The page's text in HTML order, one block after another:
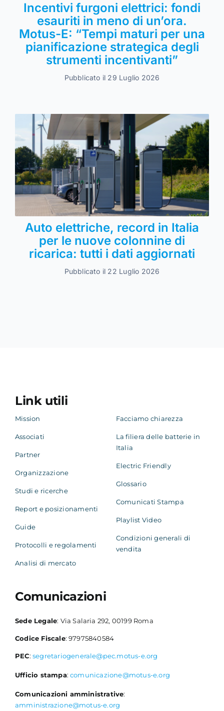
Incentivi furgoni elettrici: fondi
esauriti in meno di un’ora.
Motus-E: “Tempi maturi per una
pianificazione strategica degli
strumenti incentivanti”
Pubblicato il 29 Luglio 2026
Auto elettriche, record in Italia
per le nuove colonnine di
ricarica: tutti i dati aggiornati
Pubblicato il 22 Luglio 2026
Link utili
Mission
Associati
Partner
Organizzazione
Studi e ricerche
Report e posizionamenti
Guide
Protocolli e regolamenti
Analisi di mercato
Facciamo chiarezza
La filiera delle batterie in
Italia
Electric Friendly
Glossario
Comunicati Stampa
Playlist Video
Condizioni generali di
vendita
Comunicazioni
Sede Legale: Via Salaria 292, 00199 Roma
Codice Fiscale: 97975840584
PEC: segretariogenerale@pec.motus-e.org
Ufficio stampa:comunicazione@motus-e.org
Comunicazioni amministrative:
amministrazione@motus-e.org